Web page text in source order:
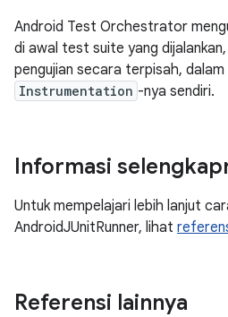
Android Test Orchestrator
di awal test suite yang
pengujian secara terpisah,
Instrumentation -nya sendiri.
Informasi
Untuk mempelajari lebih lanjut
AndroidJUnitRunner, lihat
Referensi lainnya